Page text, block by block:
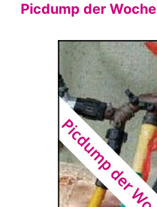
Picdump der Woche